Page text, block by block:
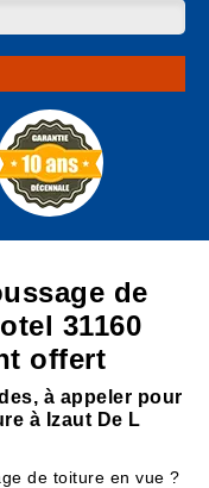
de
31160
offert
à appeler pour
à Izaut De L
de toiture en vue ?